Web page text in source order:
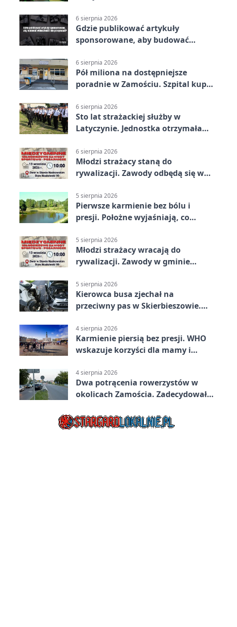
6 sierpnia 2026
Gdzie publikować artykuły
sponsorowane, aby budować
6 sierpnia 2026
Pół miliona na dostępniejsze
poradnie w Zamościu. Szpital kupi
6 sierpnia 2026
Sto lat strażackiej służby w
Latyczynie. Jednostka otrzymała
6 sierpnia 2026
Młodzi strażacy staną do
rywalizacji. Zawody odbędą się w
5 sierpnia 2026
Pierwsze karmienie bez bólu i
presji. Położne wyjaśniają, co
5 sierpnia 2026
Młodzi strażacy wracają do
rywalizacji. Zawody w gminie
5 sierpnia 2026
Kierowca busa zjechał na
przeciwny pas w Skierbieszowie.
4 sierpnia 2026
Karmienie piersią bez presji. WHO
wskazuje korzyści dla mamy i
4 sierpnia 2026
Dwa potrącenia rowerzystów w
okolicach Zamościa. Zadecydowało